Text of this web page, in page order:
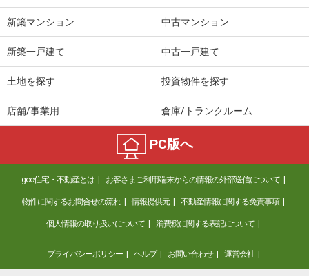
新築マンション 中古マンション
新築一戸建て 中古一戸建て
土地を探す 投資物件を探す
店舗/事業用 倉庫/トランクルーム
PC版へ
goo住宅・不動産とは お客さまご利用端末からの情報の外部送信について
物件に関するお問合せの流れ 情報提供元 不動産情報に関する免責事項
個人情報の取り扱いについて 消費税に関する表記について
プライバシーポリシー ヘルプ お問い合わせ 運営会社